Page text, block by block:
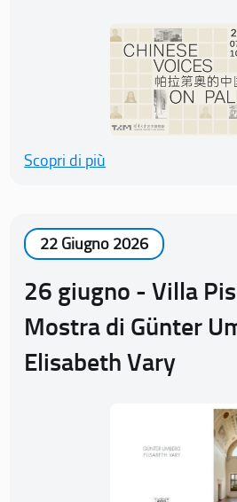
Scopri di più
22 Giugno 2026
26 giugno - Villa
Mostra di Günter
Elisabeth Vary